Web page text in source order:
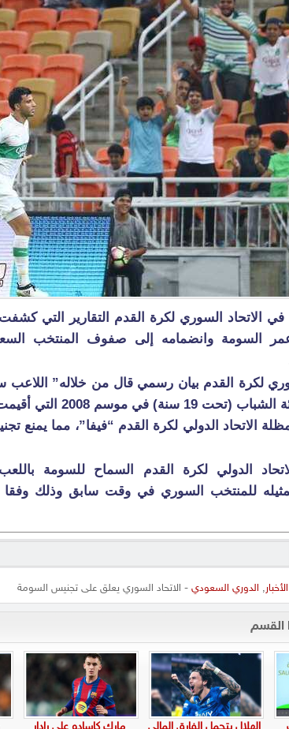
في الاتحاد السوري لكرة القدم التقارير التي
السومة وانضمامه إلى صفوف المنتخب
لكرة القدم بيان رسمي قال من خلاله” اللاعب
منتخب بلاده في فئة
الاتحاد الدولي لكرة القدم “فيفا”، مما يمنع
الدولي لكرة القدم السماح للسومة
الأخبار, الدوري السعودي - الاتحاد السوري يعلق على تجنيس السومة
القسم